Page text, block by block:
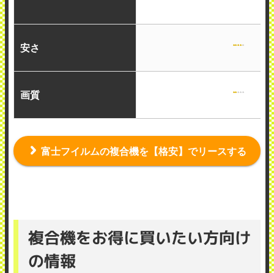
安さ
画質
富士フイルムの複合機を【格安】でリースする
複合機をお得に買いたい方向け
の情報